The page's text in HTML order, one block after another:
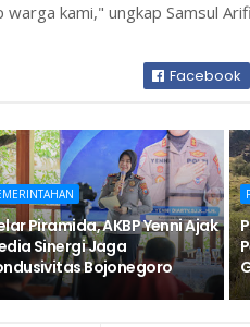
kami," ungkap Samsul
Facebook
Piramida, AKBP Yenni Ajak
Sinergi Jaga
Bojonegoro